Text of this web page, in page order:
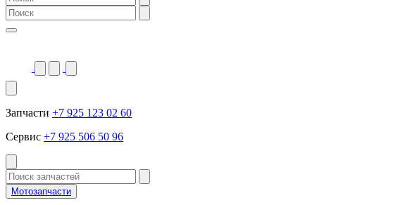
Запчасти +7 925 123 02 60
Сервис +7 925 506 50 96
Мотозапчасти